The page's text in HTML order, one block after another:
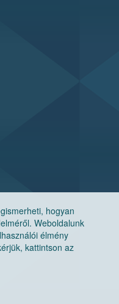
hogyan
Weboldalunk
élmény
kattintson az